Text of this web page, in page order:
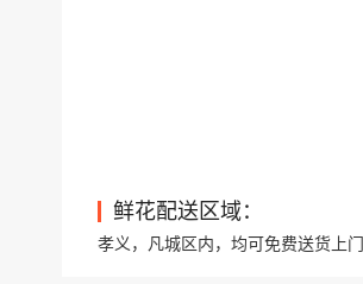
鲜花配送区域：
孝义，凡城区内，均可免费送货上门